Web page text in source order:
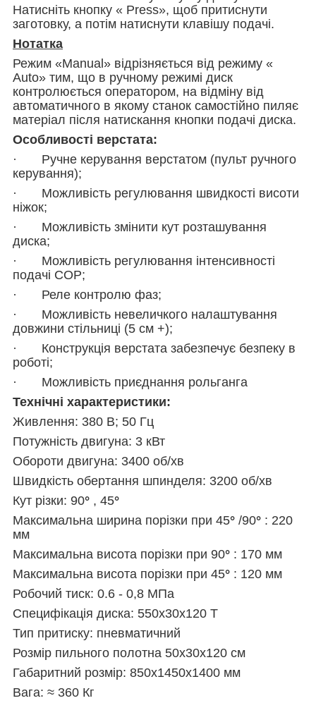
Натисніть кнопку « Press», щоб притиснути
заготовку, а потім натиснути клавішу подачі.
Нотатка
Режим «Manual» відрізняється від режиму «
Auto» тим, що в ручному режимі диск
контролюється оператором, на відміну від
автоматичного в якому станок самостійно пиляє
матеріал після натискання кнопки подачі диска.
Особливості верстата:
· Ручне керування верстатом (пульт ручного
керування);
· Можливість регулювання швидкості висоти
ніжок;
· Можливість змінити кут розташування
диска;
· Можливість регулювання інтенсивності
подачі СОР;
· Реле контролю фаз;
· Можливість невеличкого налаштування
довжини стільниці (5 см +);
· Конструкція верстата забезпечує безпеку в
роботі;
· Можливість приєднання рольганга
Технічні характеристики:
Живлення: 380 В; 50 Гц
Потужність двигуна: 3 кВт
Обороти двигуна: 3400 об/хв
Швидкість обертання шпинделя: 3200 об/хв
Кут різки: 90° , 45°
Максимальна ширина порізки при 45° /90° : 220
мм
Максимальна висота порізки при 90° : 170 мм
Максимальна висота порізки при 45° : 120 мм
Робочий тиск: 0.6 - 0,8 МПа
Специфікація диска: 550х30х120 T
Тип притиску: пневматичний
Розмір пильного полотна 50х30х120 см
Габаритний розмір: 850х1450х1400 мм
Вага: ≈ 360 Кг